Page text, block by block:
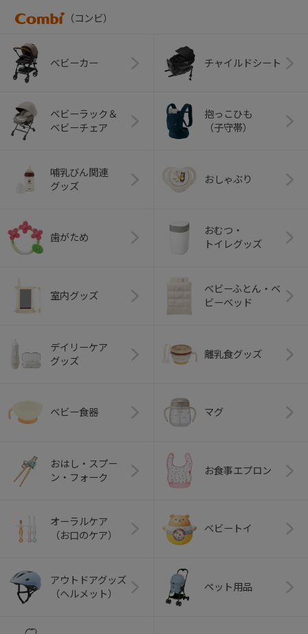
（コンビ）
ベビーカー チャイルドシート
ベビーラック＆
ベビーチェア
抱っこひも
（子守帯）
哺乳びん関連
グッズ
おしゃぶり
歯がため
おむつ・
トイレグッズ
室内グッズ
ベビーふとん・ベ
ビーベッド
デイリーケア
グッズ
離乳食グッズ
ベビー食器 マグ
おはし・スプー
ン・フォーク
お食事エプロン
オーラルケア
（お口のケア）
ベビートイ
アウトドアグッズ
（ヘルメット）
ペット用品